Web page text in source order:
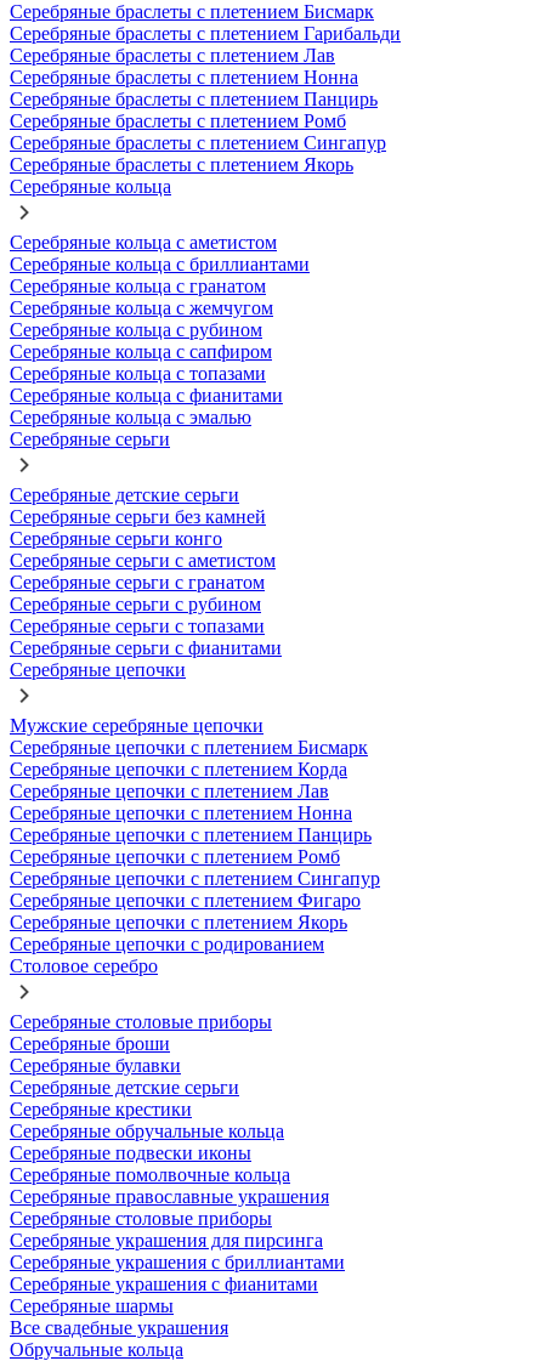
Серебряные браслеты с плетением Бисмарк
Серебряные браслеты с плетением Гарибальди
Серебряные браслеты с плетением Лав
Серебряные браслеты с плетением Нонна
Серебряные браслеты с плетением Панцирь
Серебряные браслеты с плетением Ромб
Серебряные браслеты с плетением Сингапур
Серебряные браслеты с плетением Якорь
Серебряные кольца
Серебряные кольца с аметистом
Серебряные кольца с бриллиантами
Серебряные кольца с гранатом
Серебряные кольца с жемчугом
Серебряные кольца с рубином
Серебряные кольца с сапфиром
Серебряные кольца с топазами
Серебряные кольца с фианитами
Серебряные кольца с эмалью
Серебряные серьги
Серебряные детские серьги
Серебряные серьги без камней
Серебряные серьги конго
Серебряные серьги с аметистом
Серебряные серьги с гранатом
Серебряные серьги с рубином
Серебряные серьги с топазами
Серебряные серьги с фианитами
Серебряные цепочки
Мужские серебряные цепочки
Серебряные цепочки с плетением Бисмарк
Серебряные цепочки с плетением Корда
Серебряные цепочки с плетением Лав
Серебряные цепочки с плетением Нонна
Серебряные цепочки с плетением Панцирь
Серебряные цепочки с плетением Ромб
Серебряные цепочки с плетением Сингапур
Серебряные цепочки с плетением Фигаро
Серебряные цепочки с плетением Якорь
Серебряные цепочки с родированием
Столовое серебро
Серебряные столовые приборы
Серебряные броши
Серебряные булавки
Серебряные детские серьги
Серебряные крестики
Серебряные обручальные кольца
Серебряные подвески иконы
Серебряные помолвочные кольца
Серебряные православные украшения
Серебряные столовые приборы
Серебряные украшения для пирсинга
Серебряные украшения с бриллиантами
Серебряные украшения с фианитами
Серебряные шармы
Все свадебные украшения
Обручальные кольца